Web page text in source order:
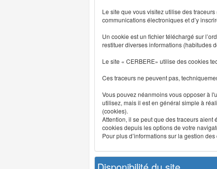
Le site que vous visitez utilise des
communications électroniques et d’y
Un cookie est un fichier téléchargé sur
restituer diverses informations (habitudes
Le site « CERBERE» utilise des cookies
Ces traceurs ne peuvent pas,
Vous pouvez néanmoins vous opposer à
utilisez, mais il est en général simple à
(cookies).
Attention, il se peut que des traceurs
cookies depuis les options de votre
Pour plus d’informations sur la gestion